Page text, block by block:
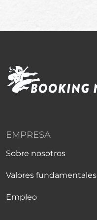
EMPRESA
Sobre nosotros
Valores fundamentales
Empleo